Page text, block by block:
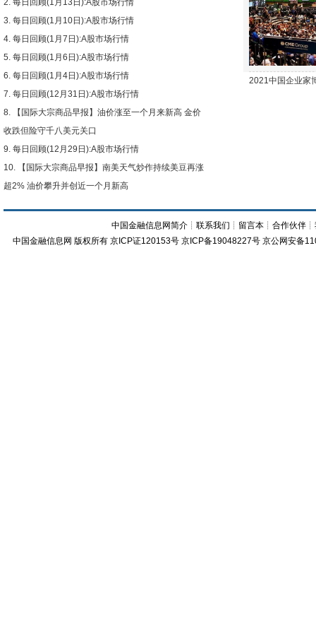
每日回顾(1月13日):A股市场行情
每日回顾(1月10日):A股市场行情
每日回顾(1月7日):A股市场行情
每日回顾(1月6日):A股市场行情
每日回顾(1月4日):A股市场行情
每日回顾(12月31日):A股市场行情
【国际大宗商品早报】油价涨至一个月来新高 金价
收跌但险守千八美元关口
每日回顾(12月29日):A股市场行情
【国际大宗商品早报】南美天气炒作持续美豆再涨
超2% 油价攀升并创近一个月新高
下跌
2021中国企业家
中国金融信息网简介 ┊联系我们 ┊ 留言本 ┊合作伙伴 ┊
中国金融信息网 版权所有 京ICP证120153号 京ICP备19048227号 京公网安备